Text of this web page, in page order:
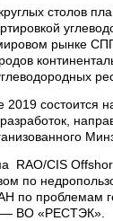
столов
рынке
состоится
RAO/CIS
по
по проблемам
— ВО «РЕСТЭК».